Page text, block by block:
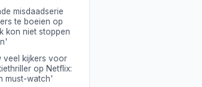
misdaadserie
te boeien op
kon niet stoppen
veel kijkers voor
op Netflix:
must-watch'